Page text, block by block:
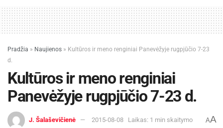
Pradžia » Naujienos » Kultūros ir meno renginiai Panevėžyje rugpjūčio 7-23
d.
Kultūros ir meno renginiai
Panevėžyje rugpjūčio 7-23 d.
J. Šalaševičienė 2015-08-08 Laikas: 1 min skaitymo AA